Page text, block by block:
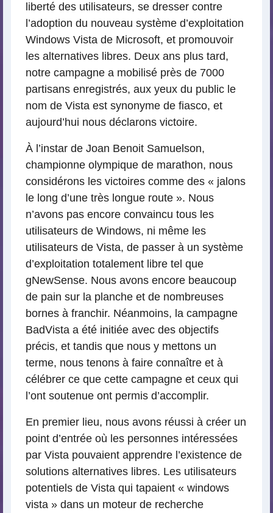
liberté des utilisateurs, se dresser contre
l’adoption du nouveau système d’exploitation
Windows Vista de Microsoft, et promouvoir
les alternatives libres. Deux ans plus tard,
notre campagne a mobilisé près de 7000
partisans enregistrés, aux yeux du public le
nom de Vista est synonyme de fiasco, et
aujourd’hui nous déclarons victoire.
À l’instar de Joan Benoit Samuelson,
championne olympique de marathon, nous
considérons les victoires comme des « jalons
le long d’une très longue route ». Nous
n’avons pas encore convaincu tous les
utilisateurs de Windows, ni même les
utilisateurs de Vista, de passer à un système
d’exploitation totalement libre tel que
gNewSense. Nous avons encore beaucoup
de pain sur la planche et de nombreuses
bornes à franchir. Néanmoins, la campagne
BadVista a été initiée avec des objectifs
précis, et tandis que nous y mettons un
terme, nous tenons à faire connaître et à
célébrer ce que cette campagne et ceux qui
l’ont soutenue ont permis d’accomplir.
En premier lieu, nous avons réussi à créer un
point d’entrée où les personnes intéressées
par Vista pouvaient apprendre l’existence de
solutions alternatives libres. Les utilisateurs
potentiels de Vista qui tapaient « windows
vista » dans un moteur de recherche